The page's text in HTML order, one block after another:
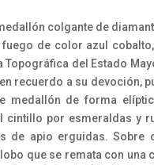
colgante de
fuego de color azul
Topográfica del Estado
en recuerdo a su devoción,
medallón de forma
cintillo por esmeraldas y
de apio erguidas. Sobre
que se remata con una